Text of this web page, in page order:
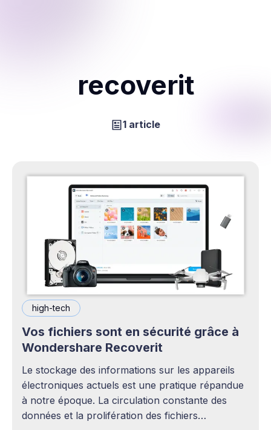
recoverit
1 article
high-tech
Vos fichiers sont en sécurité grâce à
Wondershare Recoverit
Le stockage des informations sur les appareils
électroniques actuels est une pratique répandue
à notre époque. La circulation constante des
données et la prolifération des fichiers